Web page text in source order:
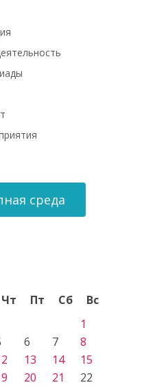
среда
Чт Пт Сб
Вс
1
6 7
8
13 14
15
20 21
22